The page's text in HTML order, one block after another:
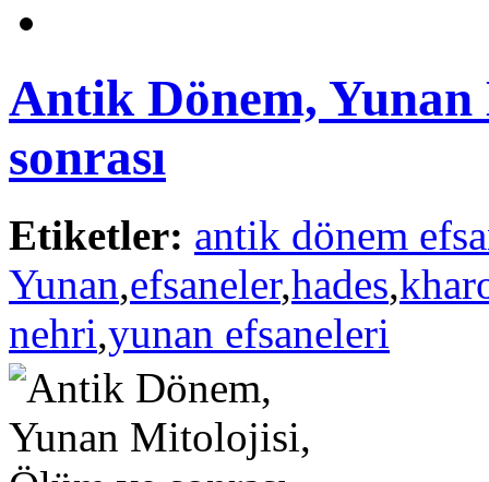
Antik Dönem,
sonrası
Etiketler: antik dönem
Yunan,efsaneler,hades,
nehri,yunan efsaneleri